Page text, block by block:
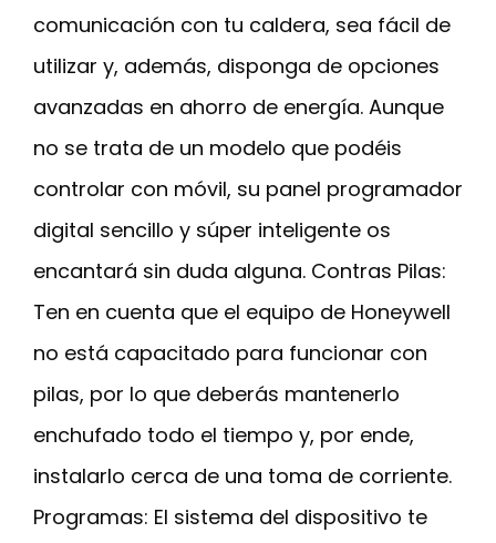
comunicación con tu caldera, sea fácil de
utilizar y, además, disponga de opciones
avanzadas en ahorro de energía. Aunque
no se trata de un modelo que podéis
controlar con móvil, su panel programador
digital sencillo y súper inteligente os
encantará sin duda alguna. Contras Pilas:
Ten en cuenta que el equipo de Honeywell
no está capacitado para funcionar con
pilas, por lo que deberás mantenerlo
enchufado todo el tiempo y, por ende,
instalarlo cerca de una toma de corriente.
Programas: El sistema del dispositivo te